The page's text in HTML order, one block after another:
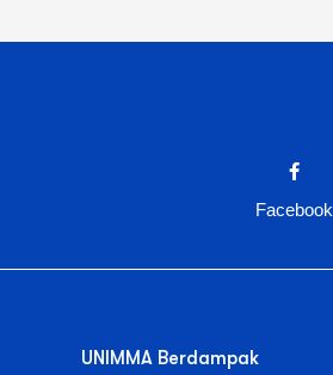
Facebook
UNIMMA Berdampak